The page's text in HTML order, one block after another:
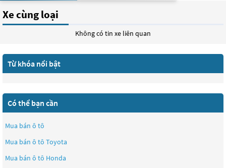
Xe cùng loại
Không có tin xe liên quan
Từ khóa nổi bật
Có thể bạn cần
Mua bán ô tô
Mua bán ô tô Toyota
Mua bán ô tô Honda